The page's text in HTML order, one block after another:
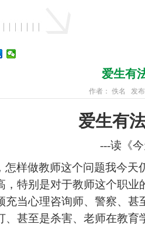
爱生有
作者： 佚名 发
爱生有
---读《
怎样做教师这个问题我今天
，特别是对于教师这个职
充当心理咨询师、警察、
、甚至是杀害、老师在教